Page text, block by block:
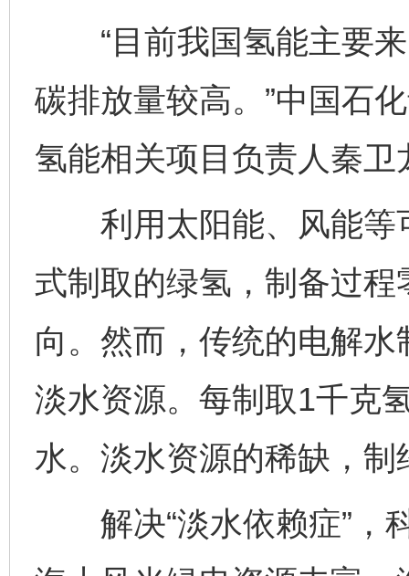
“目前我国氢能主要来
碳排放量较高。”中国石
氢能相关项目负责人秦卫
利用太阳能、风能等
式制取的绿氢，制备过
向。然而，传统的电解
淡水资源。每制取1千克
水。淡水资源的稀缺，
解决“淡水依赖症”，